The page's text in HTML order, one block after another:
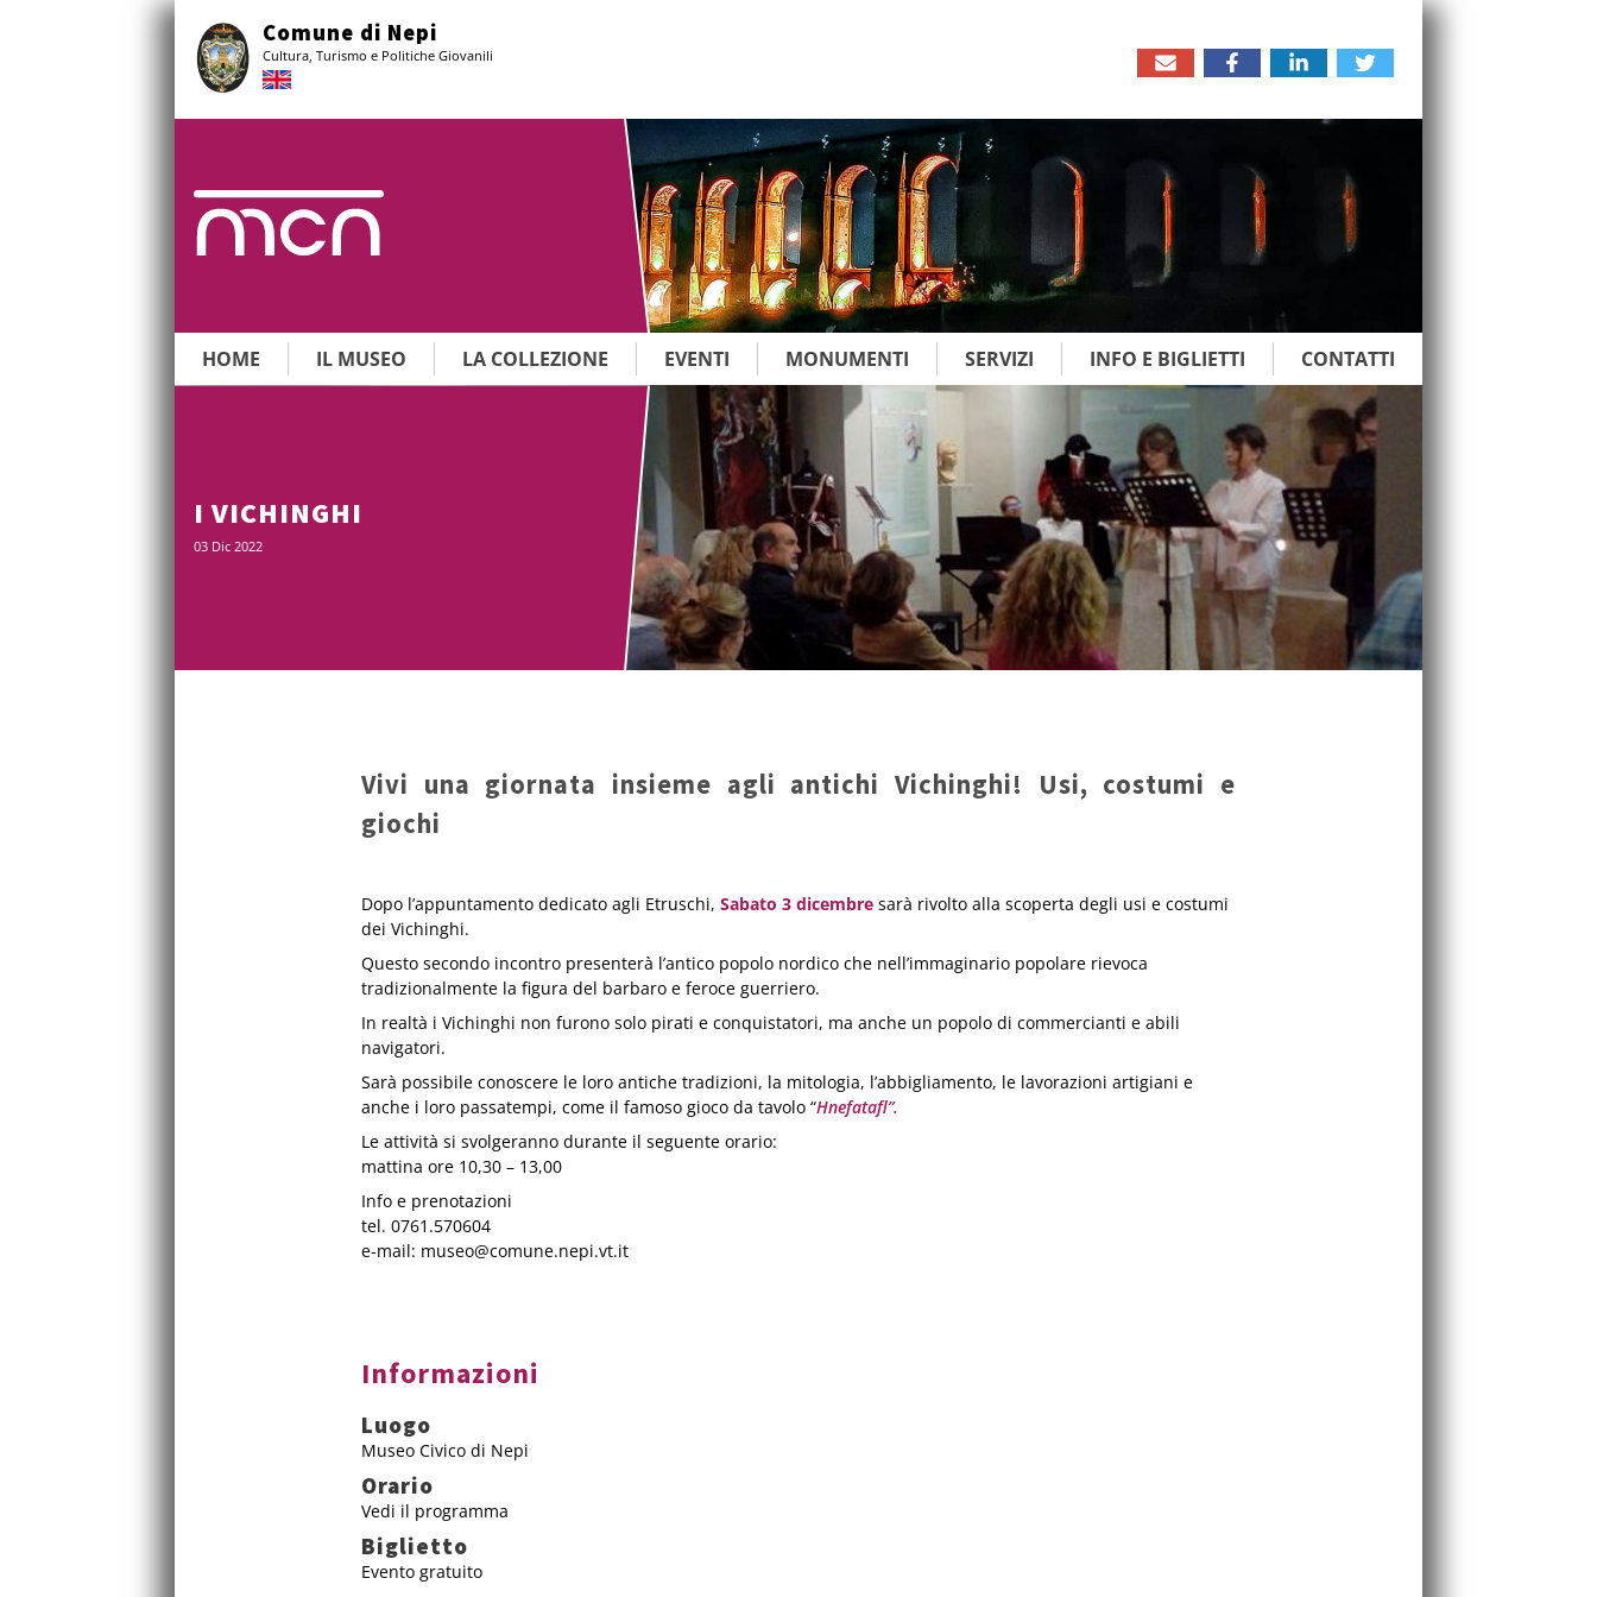
Vai
contenuto
principale
Comune di Nepi
Cultura, Turismo e Politiche Giovanili
HOME IL MUSEO LA COLLEZIONE EVENTI MONUMENTI SERVIZI INFO E BIGLIETTI CONTATTI
I VICHINGHI
03 Dic 2022
Vivi una giornata insieme agli antichi Vichinghi! Usi, costumi e
giochi
Dopo l’appuntamento dedicato agli Etruschi, Sabato 3 dicembre sarà rivolto alla scoperta degli usi e costumi
dei Vichinghi.
Questo secondo incontro presenterà l’antico popolo nordico che nell’immaginario popolare rievoca
tradizionalmente la figura del barbaro e feroce guerriero.
In realtà i Vichinghi non furono solo pirati e conquistatori, ma anche un popolo di commercianti e abili
navigatori.
Sarà possibile conoscere le loro antiche tradizioni, la mitologia, l’abbigliamento, le lavorazioni artigiani e
anche i loro passatempi, come il famoso gioco da tavolo “Hnefatafl”.
Le attività si svolgeranno durante il seguente orario:
mattina ore 10,30 – 13,00
Info e prenotazioni
tel. 0761.570604
e-mail: museo@comune.nepi.vt.it
Informazioni
Luogo
Museo Civico di Nepi
Orario
Vedi il programma
Biglietto
Evento gratuito